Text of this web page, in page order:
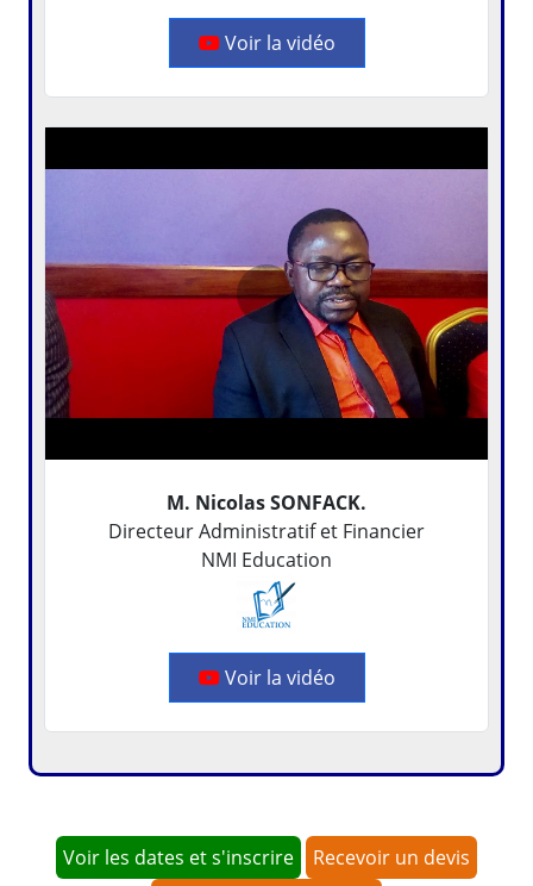
Voir la vidéo
M. Nicolas SONFACK.
Directeur Administratif et Financier
NMI Education
Voir la vidéo
Voir les dates et s'inscrire
Recevoir un devis